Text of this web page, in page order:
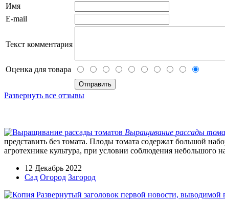
Имя
E-mail
Текст комментария
Оценка для товара
Развернуть все отзывы
Выращивание рассады
представить без томата. Плоды томата содержат большой
агротехнике культура, при условии соблюдения небольшого
12 Декабрь 2022
Сад Огород Загород